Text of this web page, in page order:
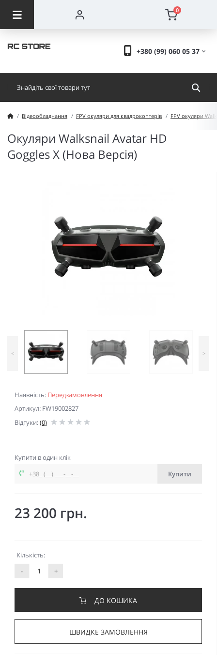
0
+380 (99) 060 05 37
Відеообладнання FPV окуляри для квадрокоптерів FPV окуляри
Окуляри Walksnail Avatar HD
Goggles X (Нова Версія)
Наявність: Передзамовлення
Артикул: FW19002827
Відгуки:(0)
< >
Купити в один клік
Купити
23 200 грн.
Кількість:
-
+
ДО КОШИКА
ШВИДКЕ ЗАМОВЛЕННЯ